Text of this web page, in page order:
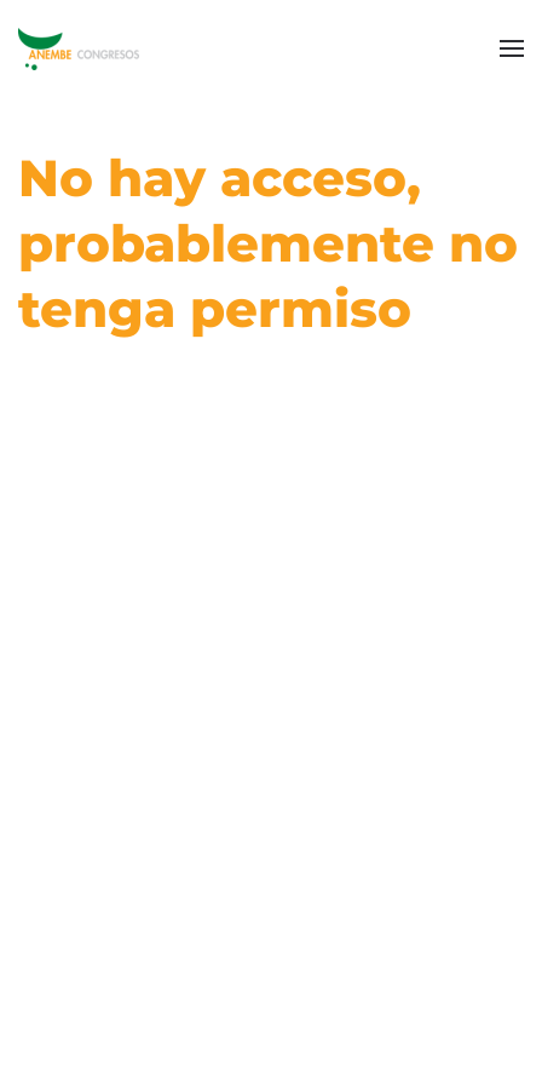
No hay acceso,
probablemente no
tenga permiso